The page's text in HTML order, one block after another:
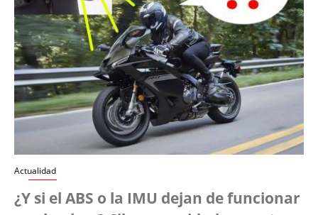
Actualidad
¿Y si el ABS o la IMU dejan de funcionar